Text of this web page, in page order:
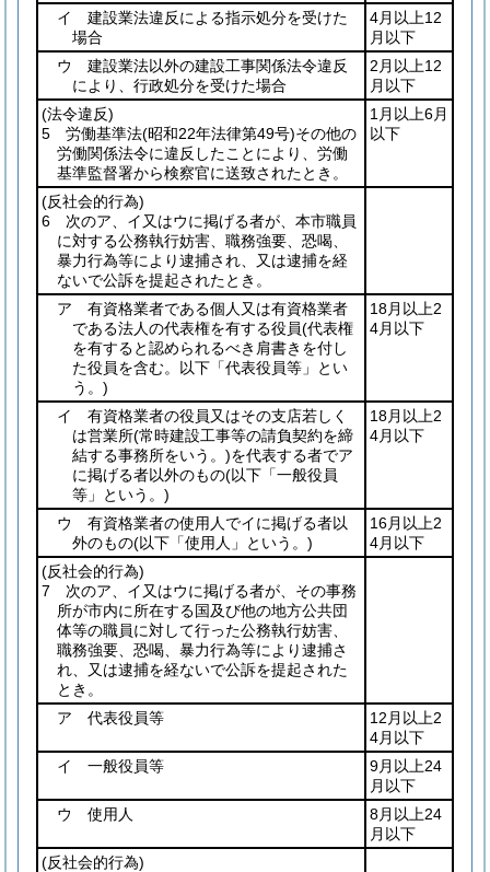
イ 建設業法違反による指示処分を受けた
場合
4月以上12
月以下
ウ 建設業法以外の建設工事関係法令違反
により、行政処分を受けた場合
2月以上12
月以下
(法令違反)
5 労働基準法(昭和22年法律第49号)その他の
労働関係法令に違反したことにより、労働
基準監督署から検察官に送致されたとき。
1月以上6月
以下
(反社会的行為)
6 次のア、イ又はウに掲げる者が、本市職員
に対する公務執行妨害、職務強要、恐喝、
暴力行為等により逮捕され、又は逮捕を経
ないで公訴を提起されたとき。
ア 有資格業者である個人又は有資格業者
である法人の代表権を有する役員(代表権
を有すると認められるべき肩書きを付し
た役員を含む。以下「代表役員等」とい
う。)
18月以上2
4月以下
イ 有資格業者の役員又はその支店若しく
は営業所(常時建設工事等の請負契約を締
結する事務所をいう。)を代表する者でア
に掲げる者以外のもの(以下「一般役員
等」という。)
18月以上2
4月以下
ウ 有資格業者の使用人でイに掲げる者以
外のもの(以下「使用人」という。)
16月以上2
4月以下
(反社会的行為)
7 次のア、イ又はウに掲げる者が、その事務
所が市内に所在する国及び他の地方公共団
体等の職員に対して行った公務執行妨害、
職務強要、恐喝、暴力行為等により逮捕さ
れ、又は逮捕を経ないで公訴を提起された
とき。
ア 代表役員等
12月以上2
4月以下
イ 一般役員等
9月以上24
月以下
ウ 使用人
8月以上24
月以下
(反社会的行為)